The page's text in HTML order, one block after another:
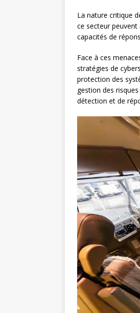
La nature critique
ce secteur
capacités de
Face à ces
stratégies de
protection des
gestion des
détection et de